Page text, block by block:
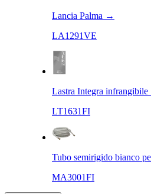
Lancia Palma →
LA1291VE
Lastra Integra infrangibile
LT1631FI
Tubo semirigido bianco
MA3001FI